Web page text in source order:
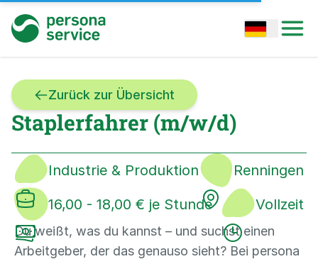
persona service Open options
Zurück zur Übersicht
Staplerfahrer (m/w/d)
Industrie & Produktion
Renningen
16,00 - 18,00 € je Stunde
Vollzeit
Du weißt, was du kannst – und suchst einen
Arbeitgeber, der das genauso sieht? Bei persona